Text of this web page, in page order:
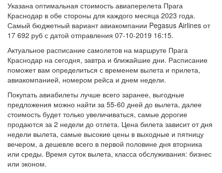
Указана оптимальная стоимость авиаперелета Прага
Краснодар в обе стороны для каждого месяца 2023 года.
Самый бюджетный вариант авиакомпании Pegasus Airlines от
17 692 руб с датой отправления 07-10-2019 16:15.
Актуальное расписание самолетов на маршруте Прага
Краснодар на сегодня, завтра и ближайшие дни. Расписание
поможет вам определиться с временем вылета и прилета,
авиакомпанией, номером рейса и днем недели.
Покупать авиабилеты лучше всего заранее, выгодные
предложения можно найти за 55-60 дней до вылета, далее
стоимость будет только увеличиваться, самые дорогие
продаются за 2 недели до отлета. Цена билета зависит от дня
недели вылета, самые высокие цены в выходные и пятницу
вечером, а дешевле всего в первой половине дня вторника
или среды. Время суток вылета, класса обслуживания: бизнес
или эконом.